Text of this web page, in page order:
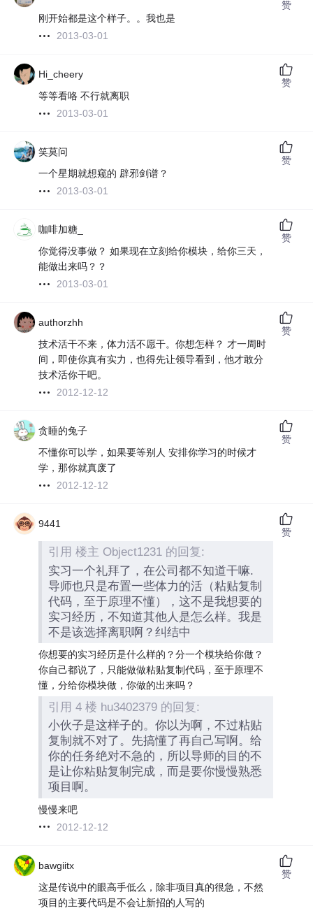
刚开始都是这个样子。。我也是
2013-03-01
赞
Hi_cheery
等等看咯 不行就离职
2013-03-01
赞
笑莫问
一个星期就想窥的 辟邪剑谱？
2013-03-01
赞
咖啡加糖_
你觉得没事做？ 如果现在立刻给你模块，给你三天，
能做出来吗？？
2013-03-01
赞
authorzhh
技术活干不来，体力活不愿干。你想怎样？ 才一周时
间，即使你真有实力，也得先让领导看到，他才敢分
技术活你干吧。
2012-12-12
赞
贪睡的兔子
不懂你可以学，如果要等别人 安排你学习的时候才
学，那你就真废了
2012-12-12
赞
9441
引用 楼主 Object1231 的回复:
实习一个礼拜了，在公司都不知道干嘛.
导师也只是布置一些体力的活（粘贴复制
代码，至于原理不懂），这不是我想要的
实习经历，不知道其他人是怎么样。我是
不是该选择离职啊？纠结中
你想要的实习经历是什么样的？分一个模块给你做？
你自己都说了，只能做做粘贴复制代码，至于原理不
懂，分给你模块做，你做的出来吗？
引用 4 楼 hu3402379 的回复:
小伙子是这样子的。你以为啊，不过粘贴
复制就不对了。先搞懂了再自己写啊。给
你的任务绝对不急的，所以导师的目的不
是让你粘贴复制完成，而是要你慢慢熟悉
项目啊。
慢慢来吧
2012-12-12
赞
bawgiitx
这是传说中的眼高手低么，除非项目真的很急，不然
项目的主要代码是不会让新招的人写的
赞